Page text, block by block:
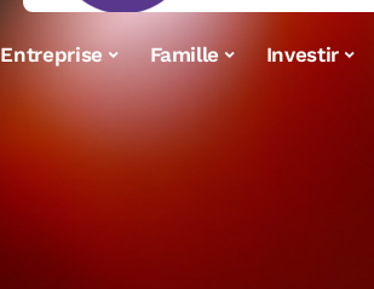
Entreprise Famille Investir